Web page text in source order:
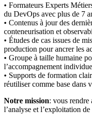
• Formateurs Experts
du DevOps avec plus de 7
• Contenus à jour des
conteneurisation et
• Études de cas issues de
production pour ancrer les
• Groupe à taille humaine
l’accompagnement
• Supports de formation
réutiliser comme base dans
Notre mission: vous rendre
l’analyse et l’exploitation